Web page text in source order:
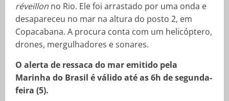
réveillon no Rio. Ele foi arrastado por uma onda e
desapareceu no mar na altura do posto 2, em
Copacabana. A procura conta com um helicóptero,
drones, mergulhadores e sonares.
O alerta de ressaca do mar emitido pela
Marinha do Brasil é válido até as 6h de segunda-
feira (5).